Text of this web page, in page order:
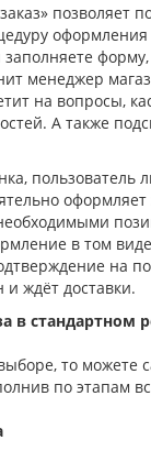
позволяет
оформления
менеджер
на вопросы,
А также
пользователь
оформляет
в том
на
ждёт доставки.
в стандартном
то можете
по этапам